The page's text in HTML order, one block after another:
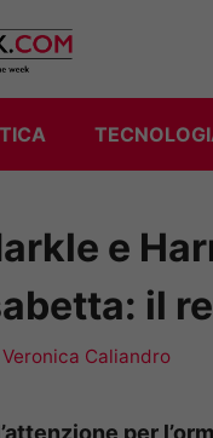
e
il
Veronica Caliandro
per